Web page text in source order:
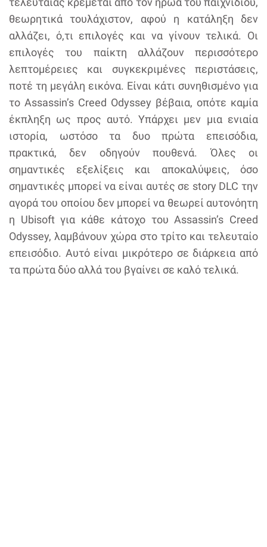
θεωρητικά τουλάχιστον, αφού η κατάληξη δεν
αλλάζει, ό,τι επιλογές και να γίνουν τελικά. Οι
επιλογές του παίκτη αλλάζουν περισσότερο
λεπτομέρειες και συγκεκριμένες περιστάσεις,
ποτέ τη μεγάλη εικόνα. Είναι κάτι συνηθισμένο για
το Assassin’s Creed Odyssey βέβαια, οπότε καμία
έκπληξη ως προς αυτό. Υπάρχει μεν μια ενιαία
ιστορία, ωστόσο τα δυο πρώτα επεισόδια,
πρακτικά, δεν οδηγούν πουθενά. Όλες οι
σημαντικές εξελίξεις και αποκαλύψεις, όσο
σημαντικές μπορεί να είναι αυτές σε story DLC την
αγορά του οποίου δεν μπορεί να θεωρεί αυτονόητη
η Ubisoft για κάθε κάτοχο του Assassin’s Creed
Odyssey, λαμβάνουν χώρα στο τρίτο και τελευταίο
επεισόδιο. Αυτό είναι μικρότερο σε διάρκεια από
τα πρώτα δύο αλλά του βγαίνει σε καλό τελικά.